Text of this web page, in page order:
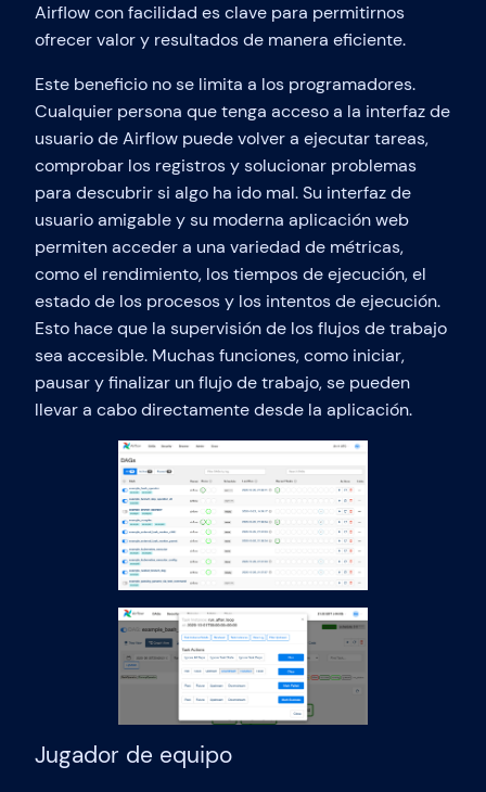
Airflow con facilidad es clave para permitirnos
ofrecer valor y resultados de manera eficiente.
Este beneficio no se limita a los programadores.
Cualquier persona que tenga acceso a la interfaz de
usuario de Airflow puede volver a ejecutar tareas,
comprobar los registros y solucionar problemas
para descubrir si algo ha ido mal. Su interfaz de
usuario amigable y su moderna aplicación web
permiten acceder a una variedad de métricas,
como el rendimiento, los tiempos de ejecución, el
estado de los procesos y los intentos de ejecución.
Esto hace que la supervisión de los flujos de trabajo
sea accesible. Muchas funciones, como iniciar,
pausar y finalizar un flujo de trabajo, se pueden
llevar a cabo directamente desde la aplicación.
Jugador de equipo